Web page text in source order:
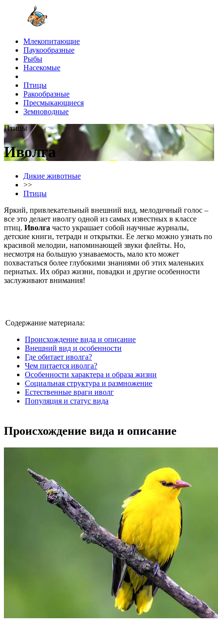
Млекопитающие
Паукообразные
Рыбы
Насекомые
Птицы
Ракообразные
Пресмыкающиеся
Земноводные
Птицы
Иволга
Дикие животные
>>
Птицы
Яркий, привлекательный внешний вид, мелодичный голос –
все это делает иволгу одной из самых известных в классе
птиц. Иволга часто украшает собой научные журналы,
детские книги, тетради и открытки. Ее легко можно узнать по
красивой мелодии, напоминающей звуки флейты. Но,
несмотря на большую узнаваемость, мало кто может
похвастаться более глубокими знаниями об этих маленьких
пернатых. Их образ жизни, повадки и другие особенности
заслуживают внимания!
Содержание материала:
Происхождение вида и описание
Внешний вид и особенности
Где обитает иволга?
Чем питается иволга?
Особенности характера и образа жизни
Социальная структура и размножение
Естественные враги иволг
Популяция и статус вида
Происхождение вида и описание